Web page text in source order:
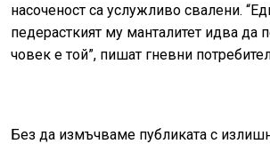
насоченост са услужливо свалени.
педерасткият му манталитет идва да
човек е той”, пишат гневни
Без да измъчваме публиката с